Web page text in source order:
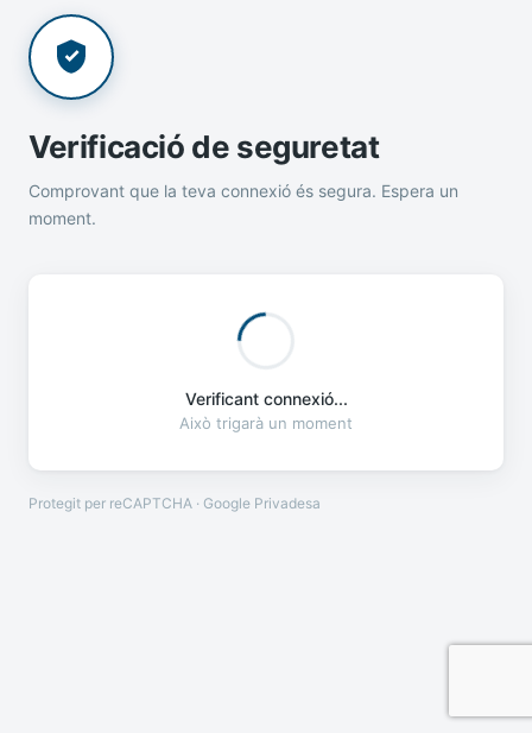
Verificació de seguretat
Comprovant que la teva connexió és segura. Espera un
moment.
Verificant connexió...
Això trigarà un moment
Protegit per reCAPTCHA · Google Privadesa